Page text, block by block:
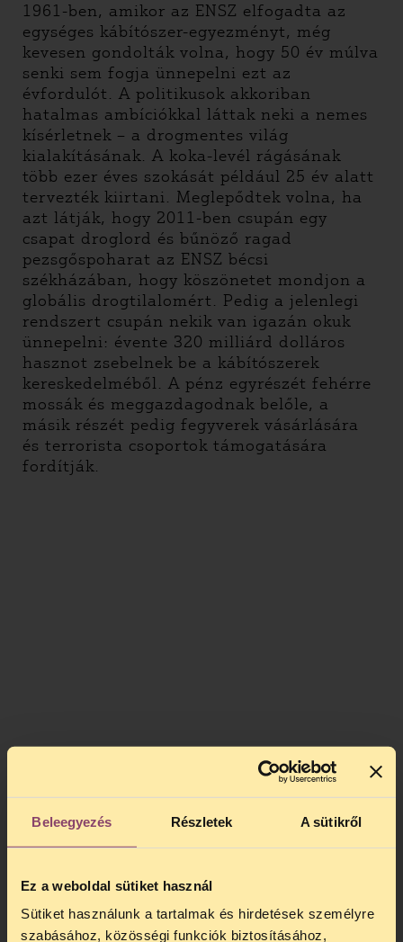
Beleegyezés Részletek A sütikről
Ez a weboldal sütiket használ
Sütiket használunk a tartalmak és hirdetések személyre
szabásához, közösségi funkciók biztosításához,
1961-ben, amikor az ENSZ elfogadta az
egységes kábítószer-egyezményt, még
kevesen gondolták volna, hogy 50 év múlva
senki sem fogja ünnepelni ezt az
évfordulót. A politikusok akkoriban
hatalmas ambíciókkal láttak neki a nemes
kísérletnek – a drogmentes világ
kialakításának. A koka-levél rágásának
több ezer éves szokását például 25 év alatt
tervezték kiirtani. Meglepődtek volna, ha
azt látják, hogy 2011-ben csupán egy
csapat droglord és bűnöző ragad
pezsgőspoharat az ENSZ bécsi
székházában, hogy köszönetet mondjon a
globális drogtilalomért. Pedig a jelenlegi
rendszert csupán nekik van igazán okuk
ünnepelni: évente 320 milliárd dolláros
hasznot zsebelnek be a kábítószerek
kereskedelméből. A pénz egyrészét fehérre
mossák és meggazdagodnak belőle, a
másik részét pedig fegyverek vásárlására
és terrorista csoportok támogatására
fordítják.
sarokban (a CC-re kattintva)
Ez a demonstráció csupán a TASZ akciója
volt Bécsben, az ENSZ Kábítószerügyi